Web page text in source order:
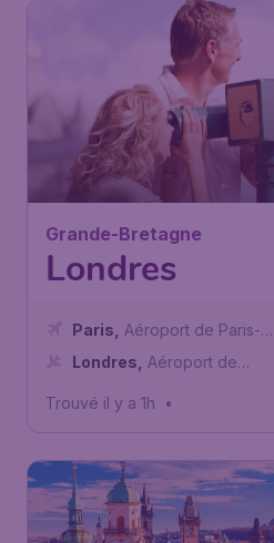
Grande-Bretagne
Londres
Paris
Aéroport de Paris-
Charles de Gaulle
Londres
Aéroport de
Trouvé il y a 1h •